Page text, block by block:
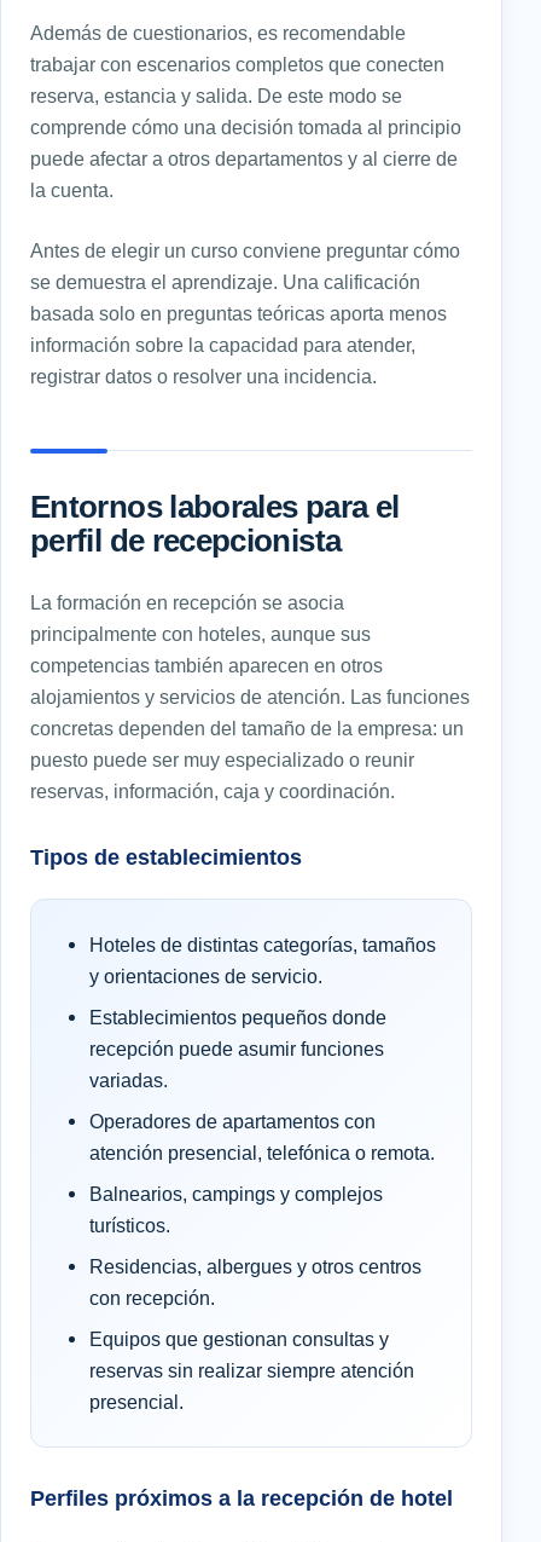
Además de cuestionarios, es recomendable
trabajar con escenarios completos que conecten
reserva, estancia y salida. De este modo se
comprende cómo una decisión tomada al principio
puede afectar a otros departamentos y al cierre de
la cuenta.
Antes de elegir un curso conviene preguntar cómo
se demuestra el aprendizaje. Una calificación
basada solo en preguntas teóricas aporta menos
información sobre la capacidad para atender,
registrar datos o resolver una incidencia.
Entornos laborales para el
perfil de recepcionista
La formación en recepción se asocia
principalmente con hoteles, aunque sus
competencias también aparecen en otros
alojamientos y servicios de atención. Las funciones
concretas dependen del tamaño de la empresa: un
puesto puede ser muy especializado o reunir
reservas, información, caja y coordinación.
Tipos de establecimientos
Hoteles de distintas categorías, tamaños
y orientaciones de servicio.
Establecimientos pequeños donde
recepción puede asumir funciones
variadas.
Operadores de apartamentos con
atención presencial, telefónica o remota.
Balnearios, campings y complejos
turísticos.
Residencias, albergues y otros centros
con recepción.
Equipos que gestionan consultas y
reservas sin realizar siempre atención
presencial.
Perfiles próximos a la recepción de hotel